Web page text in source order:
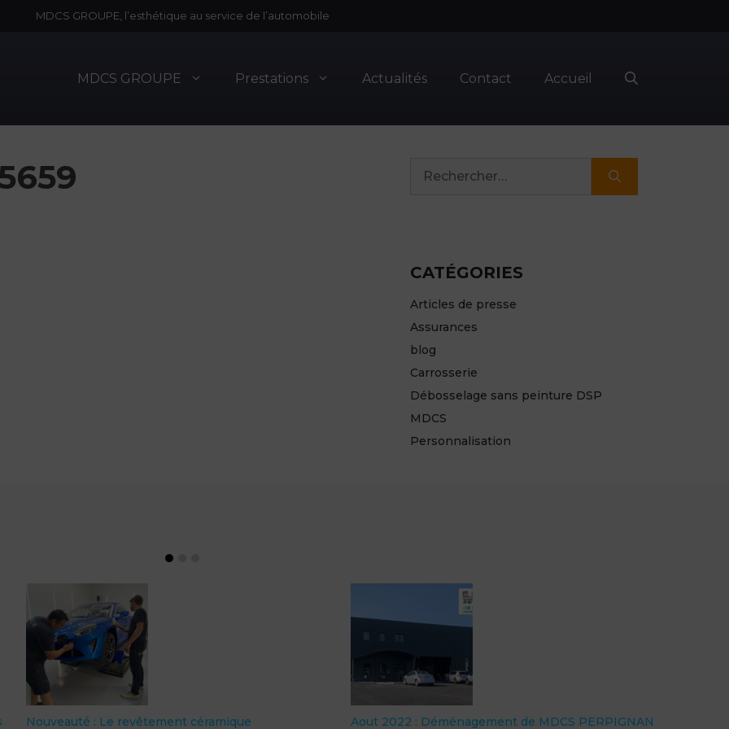
MDCS GROUPE, l’esthétique au service de l’automobile
MDCS GROUPE Prestations Actualités Contact Accueil
CATÉGORIES
Articles de presse
Assurances
blog
Carrosserie
Débosselage sans peinture DSP
MDCS
Personnalisation
Nouveauté : Le revêtement céramique Aout 2022 : Déménagement de MDCS PERPIGNAN